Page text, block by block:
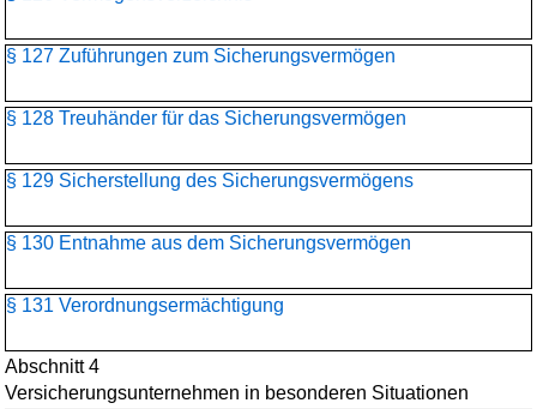
§ 127 Zuführungen zum Sicherungsvermögen
§ 128 Treuhänder für das Sicherungsvermögen
§ 129 Sicherstellung des Sicherungsvermögens
§ 130 Entnahme aus dem Sicherungsvermögen
§ 131 Verordnungsermächtigung
Abschnitt 4
Versicherungsunternehmen in besonderen Situationen